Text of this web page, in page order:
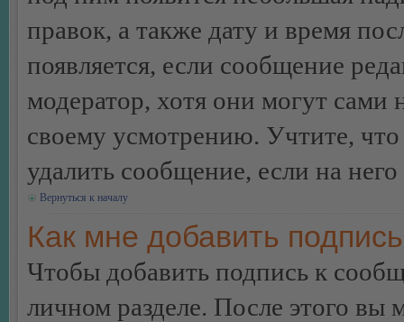
правок, а также дату и время
появляется, если сообщение
модератор, хотя они могут сами
своему усмотрению. Учтите,
удалить сообщение, если на
Вернуться к началу
Как мне добавить
Чтобы добавить подпись к
личном разделе. После этого